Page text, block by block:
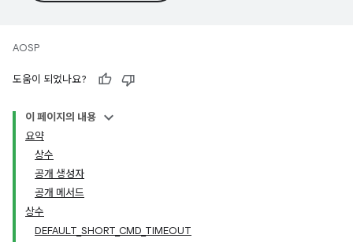
AOSP
도움이 되었나요?
이 페이지의 내용
요약
상수
공개 생성자
공개 메서드
상수
DEFAULT_SHORT_CMD_TIMEOUT